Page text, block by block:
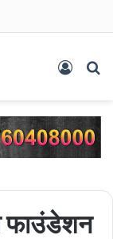
Log In
फाउंडेशन